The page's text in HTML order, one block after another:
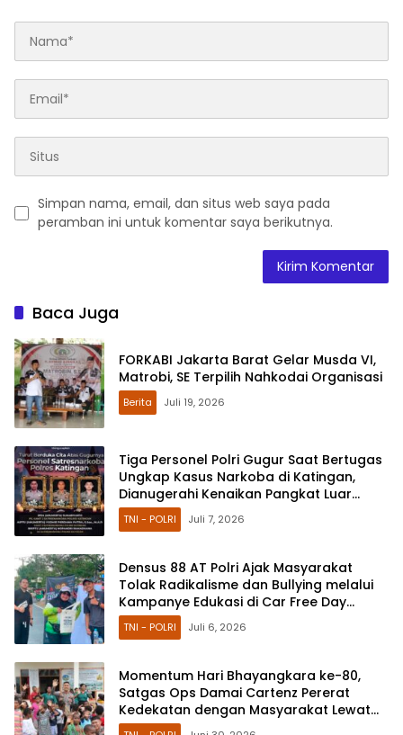
Simpan nama, email, dan situs web saya pada
peramban ini untuk komentar saya berikutnya.
Baca Juga
FORKABI Jakarta Barat Gelar Musda VI,
Matrobi, SE Terpilih Nahkodai Organisasi
Berita Juli 19, 2026
Tiga Personel Polri Gugur Saat Bertugas
Ungkap Kasus Narkoba di Katingan,
Dianugerahi Kenaikan Pangkat Luar
Biasa Anumerta
TNI - POLRI Juli 7, 2026
Densus 88 AT Polri Ajak Masyarakat
Tolak Radikalisme dan Bullying melalui
Kampanye Edukasi di Car Free Day
Makassar
TNI - POLRI Juli 6, 2026
Momentum Hari Bhayangkara ke-80,
Satgas Ops Damai Cartenz Pererat
Kedekatan dengan Masyarakat Lewat
Bakti Sosial